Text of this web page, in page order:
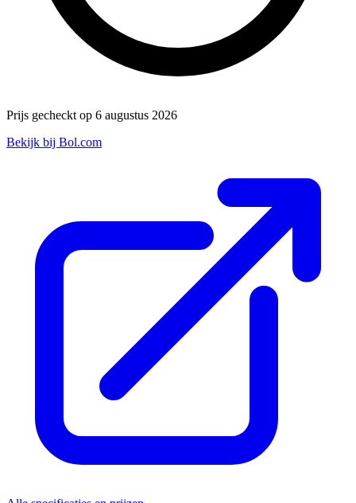
Prijs gecheckt op 6 augustus 2026
Bekijk bij Bol.com